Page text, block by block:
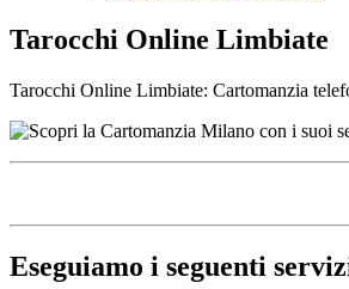
Tarocchi Online Limbiate
Tarocchi Online Limbiate: Cartomanzia
Eseguiamo i seguenti